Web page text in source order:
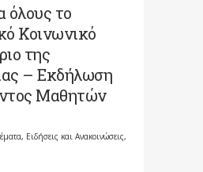
όλους το
Κοινωνικό
της
– Εκδήλωση
Μαθητών
, Ειδήσεις και Ανακοινώσεις,